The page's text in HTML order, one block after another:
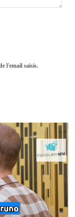
l'email saisis.